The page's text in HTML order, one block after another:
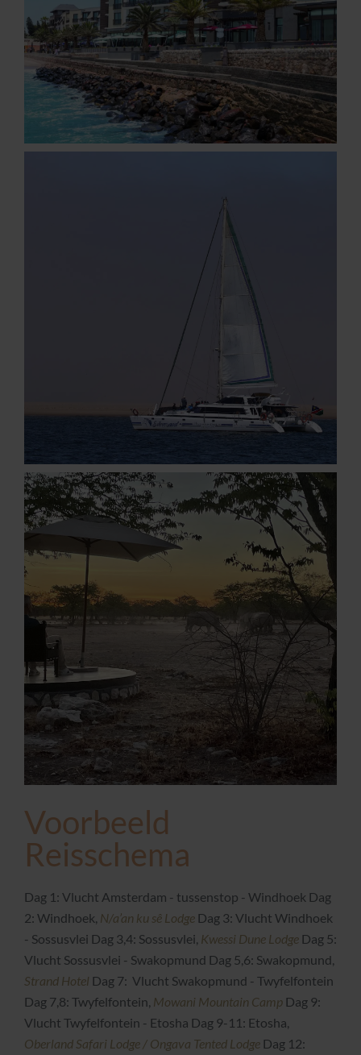
Voorbeeld
Reisschema
Dag 1: Vlucht Amsterdam - tussenstop - Windhoek Dag
2: Windhoek, N/a’an ku sê LodgeDag 3: Vlucht Windhoek
- Sossusvlei Dag 3,4: Sossusvlei, Kwessi Dune LodgeDag 5:
Vlucht Sossusvlei - Swakopmund Dag 5,6: Swakopmund,
Strand Hotel Dag 7: Vlucht Swakopmund - Twyfelfontein
Dag 7,8: Twyfelfontein, Mowani Mountain CampDag 9:
Vlucht Twyfelfontein - Etosha Dag 9-11: Etosha,
Oberland Safari Lodge / Ongava Tented LodgeDag 12: